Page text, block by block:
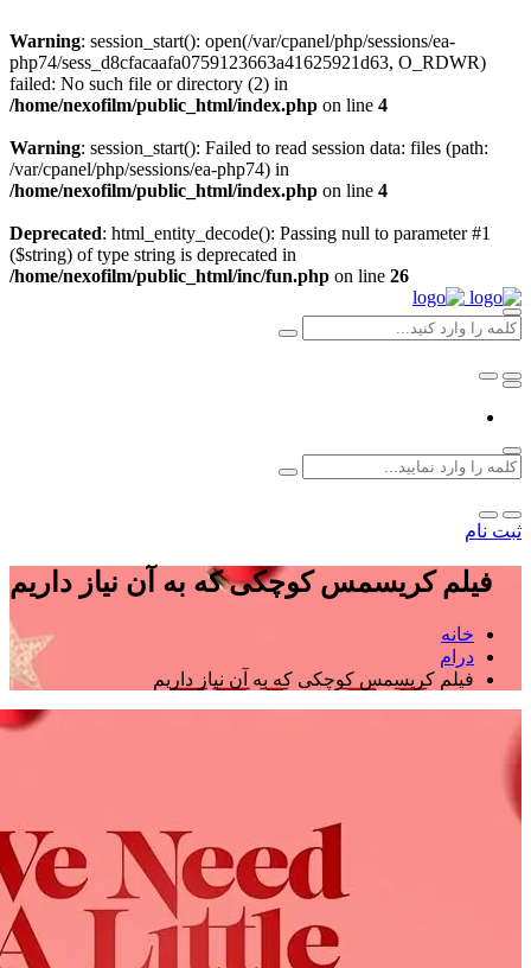
Warning: session_start(): open(/var/cpanel/php/sessions/ea-
php74/sess_d8cfacaafa0759123663a41625921d63, O_RDWR)
failed: No such file or directory (2) in
/home/nexofilm/public_html/index.php on line 4
Warning: session_start(): Failed to read session data: files (path:
/var/cpanel/php/sessions/ea-php74) in
/home/nexofilm/public_html/index.php on line 4
Deprecated: html_entity_decode(): Passing null to parameter #1
($string) of type string is deprecated in
/home/nexofilm/public_html/inc/fun.php on line 26
ثبت نام
فیلم کریسمس کوچکی که به آن نیاز داریم
خانه
درام
فیلم کریسمس کوچکی که به آن نیاز داریم